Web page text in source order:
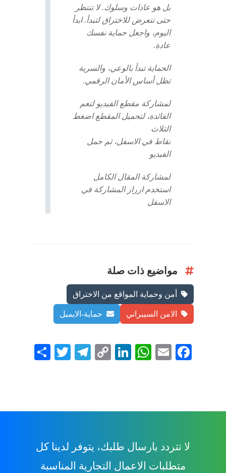
بل هو عادات وسلوك. لا تنتظر
حتى تتعرض للاختراق لتبدأ. ابدأ
اليوم، واجعل حماية نفسك
عادة.
الحماية تبدأ بالوعي، والسرية
تظل أساس الأمان الرقمي.
لمشاركة مقطع الفيديو لتعم
الفائدة، لتحميل المقطع اضغط
الثلاث
نقاط في الاسفل، ثم حمل
الفيديو
لمشاركة المقال الكامل
استخدم ازرار المشاركة في
الاسفل
مواضيع ذات صلة
أمن وحماية المواقع من الاختراق
الامن السيبراني حماية-الايميل
Face
Ema
Wha
Link
Cop
Tele
Twit
لا تتردد بارسال طلبك، يتوفر لدينا كل
متطلبات الاعمال التجارية المناسبة